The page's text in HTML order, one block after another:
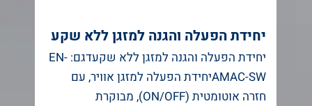
יחידת הפעלה והגנה למזגן ללא שקע
יחידת הפעלה והגנה למזגן ללא שקעדגם: EN-
AMAC-SWיחידת הפעלה למזגן אוויר, עם
חזרה אוטומטית (ON/OFF), מבוקרת